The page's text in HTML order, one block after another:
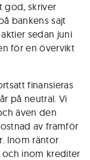
god, skriver
bankens sajt
sedan juni
för en övervikt
finansieras
på neutral. Vi
även den
av framför
Inom räntor
inom krediter